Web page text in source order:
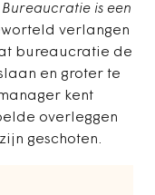
Bureaucratie is een
verlangen
bureaucratie de
en groter te
kent
overleggen
geschoten.